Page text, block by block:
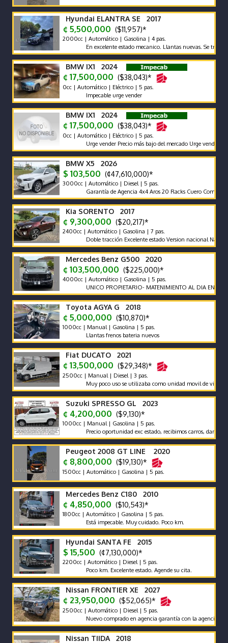
Hyundai ELANTRA SE 2017
¢ 5,500,000 ($11,957)*
2000cc | Automático | Gasolina | 4 pas.
En excelente estado mecanico. Llantas nuevas. Se traspasa
BMW IX1 2024
¢ 17,500,000 ($38,043)*
0cc | Automático | Eléctrico | 5 pas.
Impecable urge vender
BMW IX1 2024
¢ 17,500,000 ($38,043)*
0cc | Automático | Eléctrico | 5 pas.
Urge vender Precio más bajo del mercado Urge vender
BMW X5 2026
$ 103,500 (¢47,610,000)*
3000cc | Automático | Diesel | 5 pas.
Garantía de Agencia 4x4 Aros 20 Racks Cuero Compuerta
Kia SORENTO 2017
¢ 9,300,000 ($20,217)*
2400cc | Automático | Gasolina | 7 pas.
Doble tracción Excelente estado Version nacional Nada que
Mercedes Benz G500 2020
¢ 103,500,000 ($225,000)*
4000cc | Automático | Gasolina | 5 pas.
UNICO PROPIETARIO- MATENIMIENTO AL DIA EN AGENCIA
Toyota AGYA G 2018
¢ 5,000,000 ($10,870)*
1000cc | Manual | Gasolina | 5 pas.
Llantas frenos bateria nuevos
Fiat DUCATO 2021
¢ 13,500,000 ($29,348)*
2500cc | Manual | Diesel | 3 pas.
Muy poco uso se utilizaba como unidad movil de video
Suzuki SPRESSO GL 2023
¢ 4,200,000 ($9,130)*
1000cc | Manual | Gasolina | 5 pas.
Precio oportunidad exc estado, recibimos carros, damos
Peugeot 2008 GT LINE 2020
¢ 8,800,000 ($19,130)*
1500cc | Automático | Gasolina | 5 pas.
Mercedes Benz C180 2010
¢ 4,850,000 ($10,543)*
1800cc | Automático | Gasolina | 5 pas.
Está impecable. Muy cuidado. Poco km.
Hyundai SANTA FE 2015
$ 15,500 (¢7,130,000)*
2200cc | Automático | Diesel | 5 pas.
Poco km. Excelente estado. Agende su cita.
Nissan FRONTIER XE 2027
¢ 23,950,000 ($52,065)*
2500cc | Automático | Diesel | 5 pas.
Nuevo comprado en agencia garantía con la agencia se recibe
Nissan TIIDA 2018